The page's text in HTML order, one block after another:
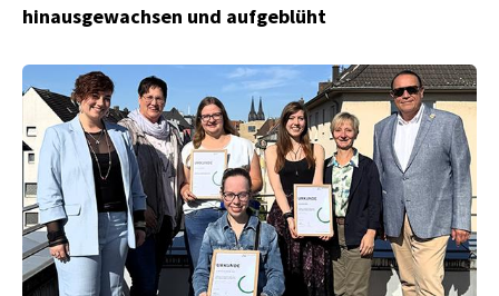
hinausgewachsen und aufgeblüht